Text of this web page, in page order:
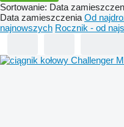
Sortowanie: Data
Data zamieszczenia Od
najnowszych Rocznik - od